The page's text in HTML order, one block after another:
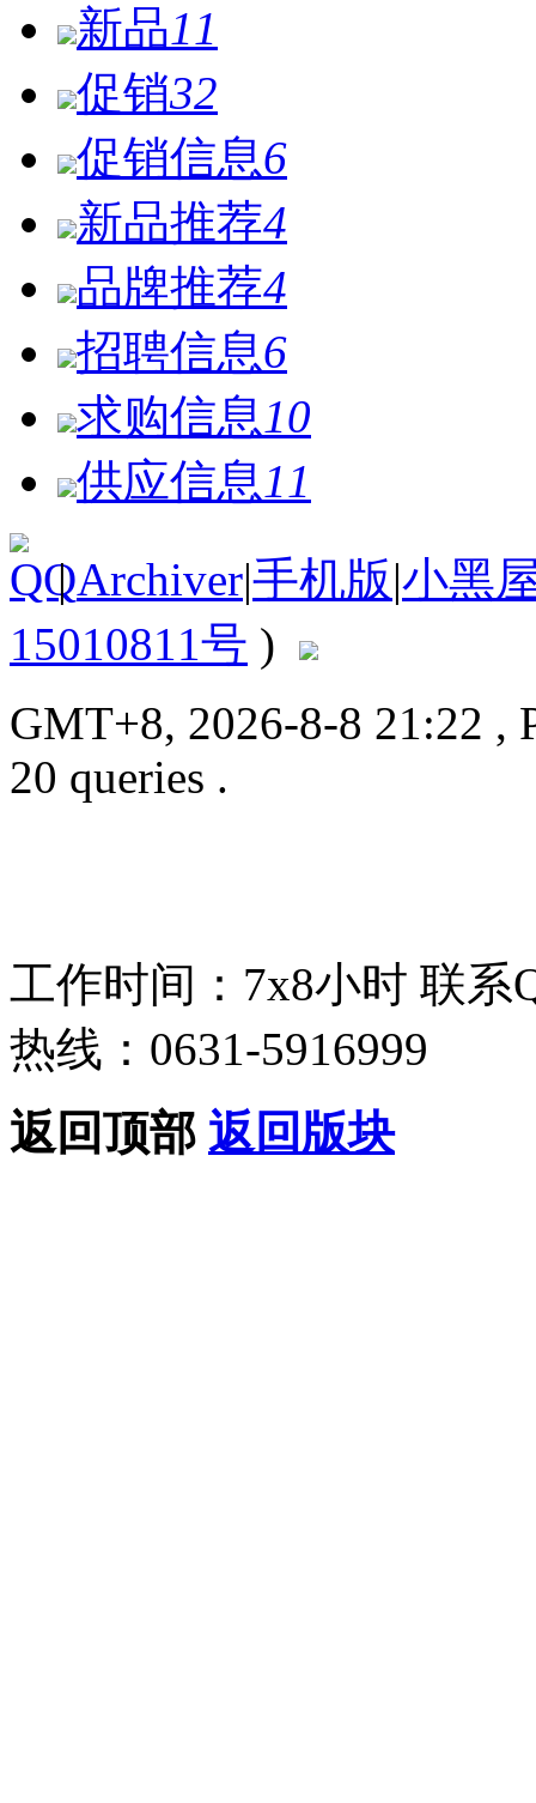
新品11
促销32
促销信息6
新品推荐4
品牌推荐4
招聘信息6
求购信息 10
供应信息 11
| Archiver|手机版|小黑
15010811号 )
GMT+8, 2026-8-8 21:22 ,
20 queries .
工作时间：7x8小时 联系
热线：0631-5916999
返回顶部 返回版块